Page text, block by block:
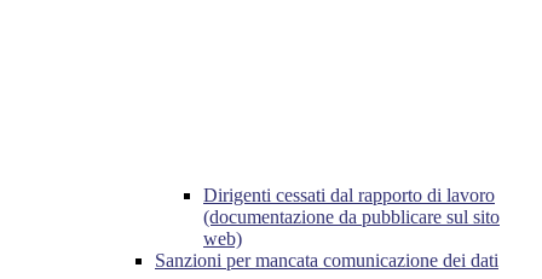
Dirigenti cessati dal rapporto di lavoro
(documentazione da pubblicare sul sito
web)
Sanzioni per mancata comunicazione dei dati